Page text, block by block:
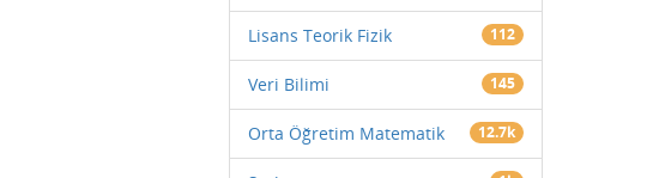
Lisans Teorik Fizik 112
Veri Bilimi 145
Orta Öğretim Matematik 12.7k